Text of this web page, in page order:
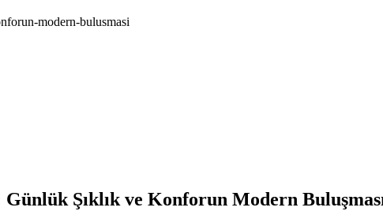
modern-bulusmasi
Şıklık ve Konforun Modern